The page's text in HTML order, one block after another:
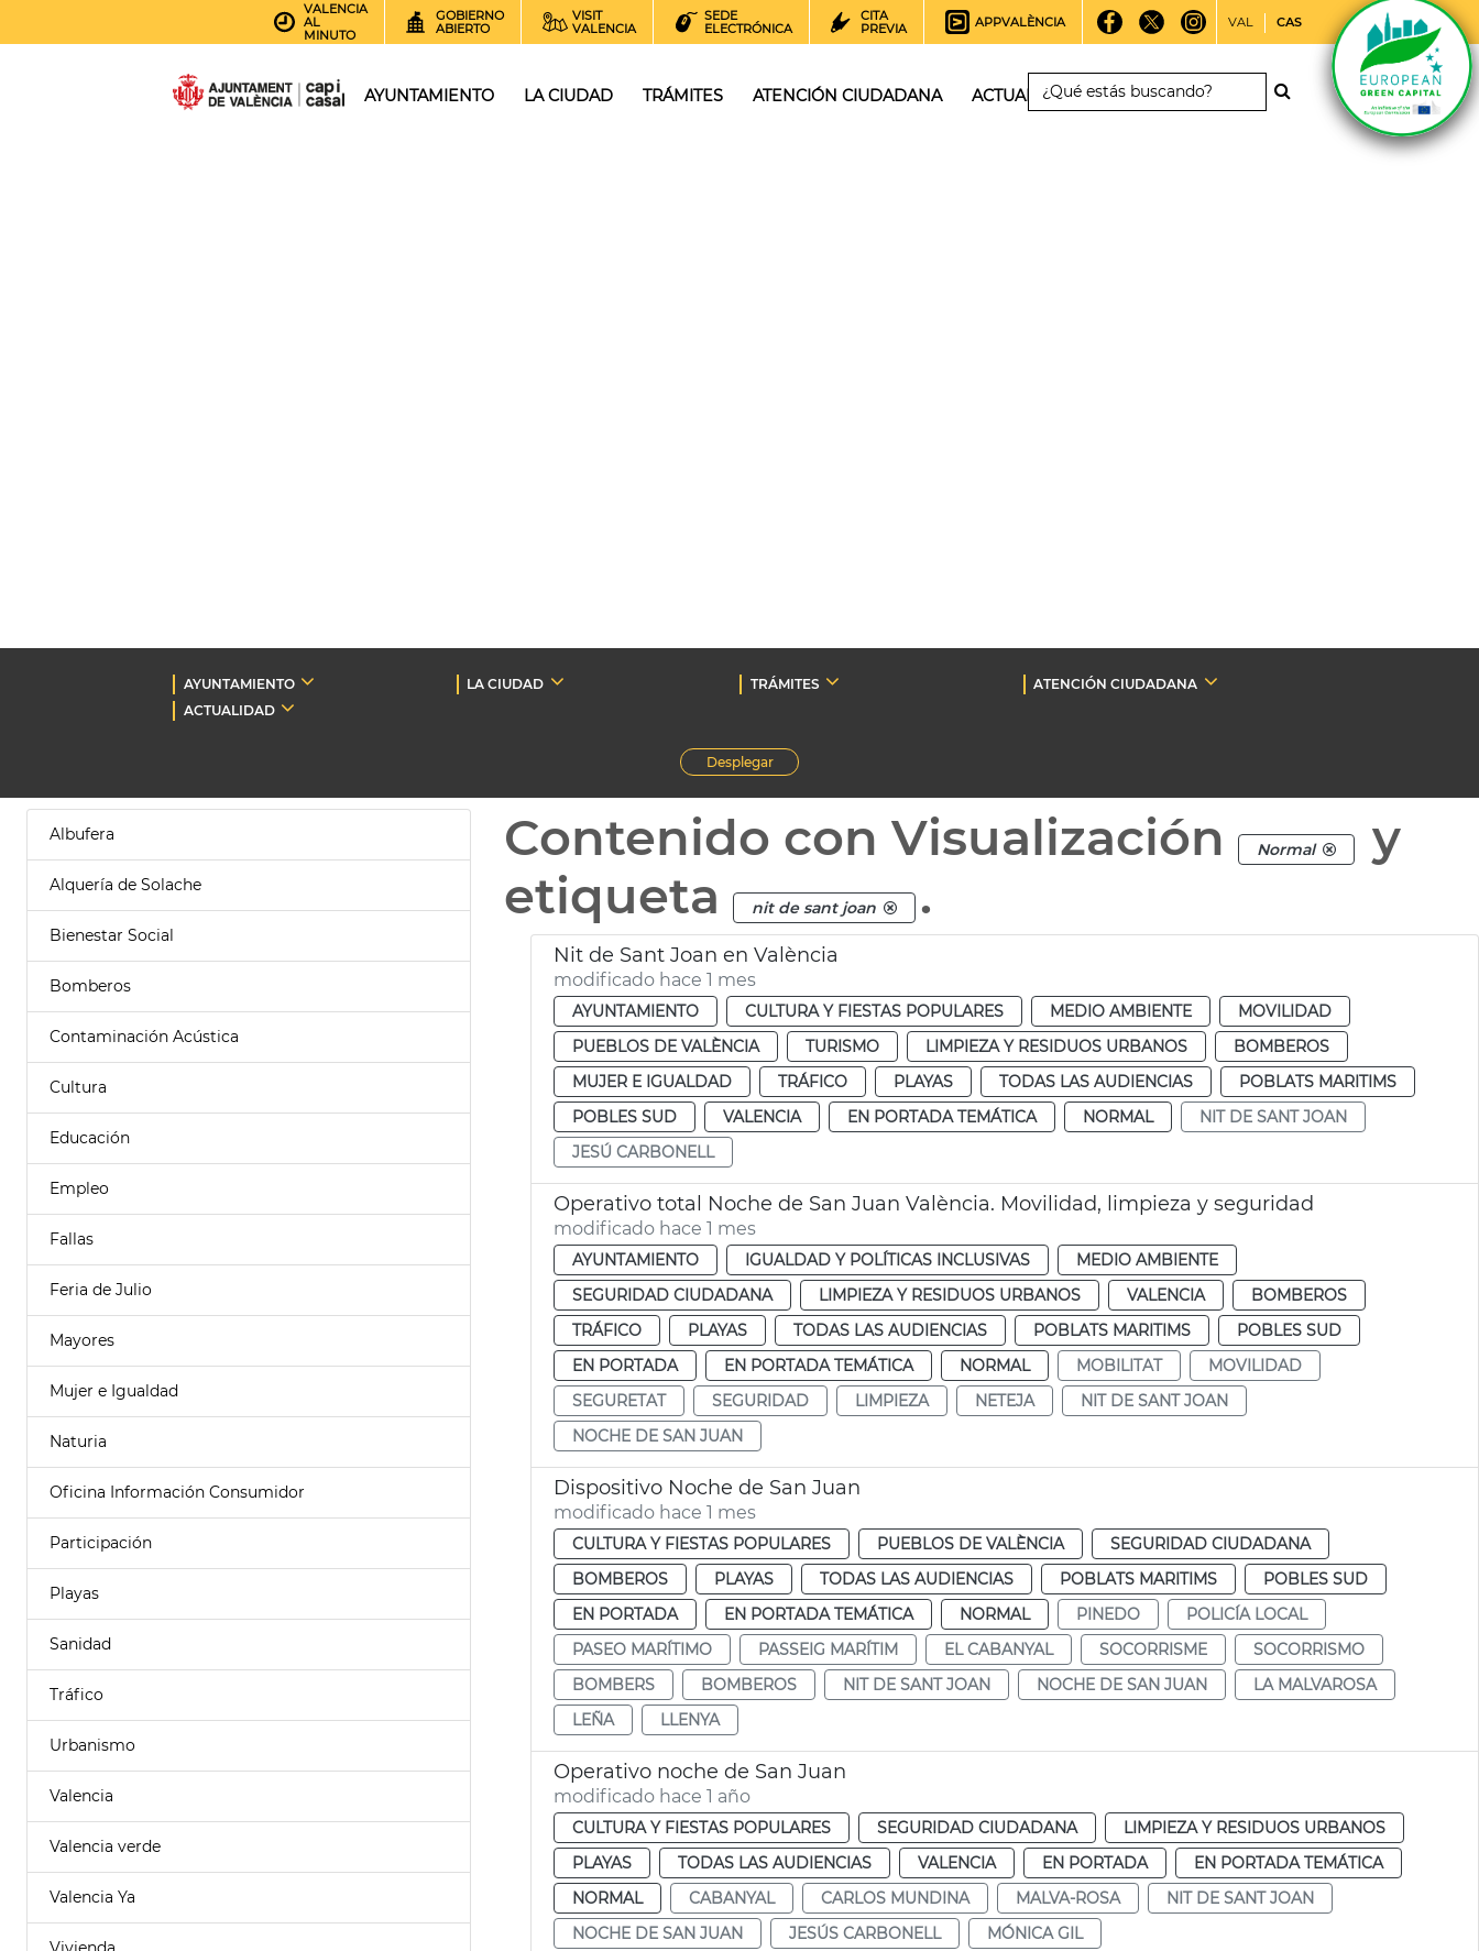
VALENCIA
AL
MINUTO
GOBIERNO
ABIERTO
VISIT
VALENCIA
SEDE
ELECTRÓNICA
CITA
PREVIA
APPVALÈNCIA VAL CAS
AYUNTAMIENTO LA CIUDAD TRÁMITES ATENCIÓN CIUDADANA ACTUALIDAD
AYUNTAMIENTO LA CIUDAD TRÁMITES
ATENCIÓN CIUDADANA
ACTUALIDAD
Desplegar
Albufera
Alquería de Solache
Bienestar Social
Bomberos
Contaminación Acústica
Cultura
Educación
Empleo
Fallas
Feria de Julio
Mayores
Mujer e Igualdad
Naturia
Oficina Información Consumidor
Participación
Playas
Sanidad
Tráfico
Urbanismo
Valencia
Valencia verde
Valencia Ya
Contenido con Visualización Normal
y
etiqueta
nit de sant joan .
Nit de Sant Joan en València
modificado hace 1 mes
AYUNTAMIENTO CULTURA Y FIESTAS POPULARES MEDIO AMBIENTE
MOVILIDAD
PUEBLOS DE VALÈNCIA
TURISMO LIMPIEZA Y RESIDUOS URBANOS
BOMBEROS
MUJER E IGUALDAD
TRÁFICO PLAYAS TODAS LAS AUDIENCIAS
POBLATS MARITIMS
POBLES SUD
VALENCIA EN PORTADA TEMÁTICA NORMAL
NIT DE SANT JOAN
JESÚ CARBONELL
Operativo total Noche de San Juan València. Movilidad, limpieza y seguridad
modificado hace 1 mes
AYUNTAMIENTO IGUALDAD Y POLÍTICAS INCLUSIVAS
MEDIO AMBIENTE
SEGURIDAD CIUDADANA
LIMPIEZA Y RESIDUOS URBANOS VALENCIA
BOMBEROS
TRÁFICO
PLAYAS TODAS LAS AUDIENCIAS POBLATS MARITIMS
POBLES SUD
EN PORTADA
EN PORTADA TEMÁTICA NORMAL MOBILITAT
MOVILIDAD
SEGURETAT
SEGURIDAD LIMPIEZA NETEJA
NIT DE SANT JOAN
NOCHE DE SAN JUAN
Dispositivo Noche de San Juan
modificado hace 1 mes
CULTURA Y FIESTAS POPULARES PUEBLOS DE VALÈNCIA
SEGURIDAD CIUDADANA
BOMBEROS
PLAYAS TODAS LAS AUDIENCIAS POBLATS MARITIMS
POBLES SUD
EN PORTADA
EN PORTADA TEMÁTICA NORMAL PINEDO
POLICÍA LOCAL
PASEO MARÍTIMO
PASSEIG MARÍTIM EL CABANYAL SOCORRISME
SOCORRISMO
BOMBERS
BOMBEROS NIT DE SANT JOAN NOCHE DE SAN JUAN
LA MALVAROSA
LEÑA
LLENYA
Operativo noche de San Juan
modificado hace 1 año
CULTURA Y FIESTAS POPULARES SEGURIDAD CIUDADANA
LIMPIEZA Y RESIDUOS URBANOS
PLAYAS
TODAS LAS AUDIENCIAS VALENCIA EN PORTADA
EN PORTADA TEMÁTICA
NORMAL
CABANYAL CARLOS MUNDINA MALVA-ROSA
NIT DE SANT JOAN
NOCHE DE SAN JUAN
JESÚS CARBONELL MÓNICA GIL